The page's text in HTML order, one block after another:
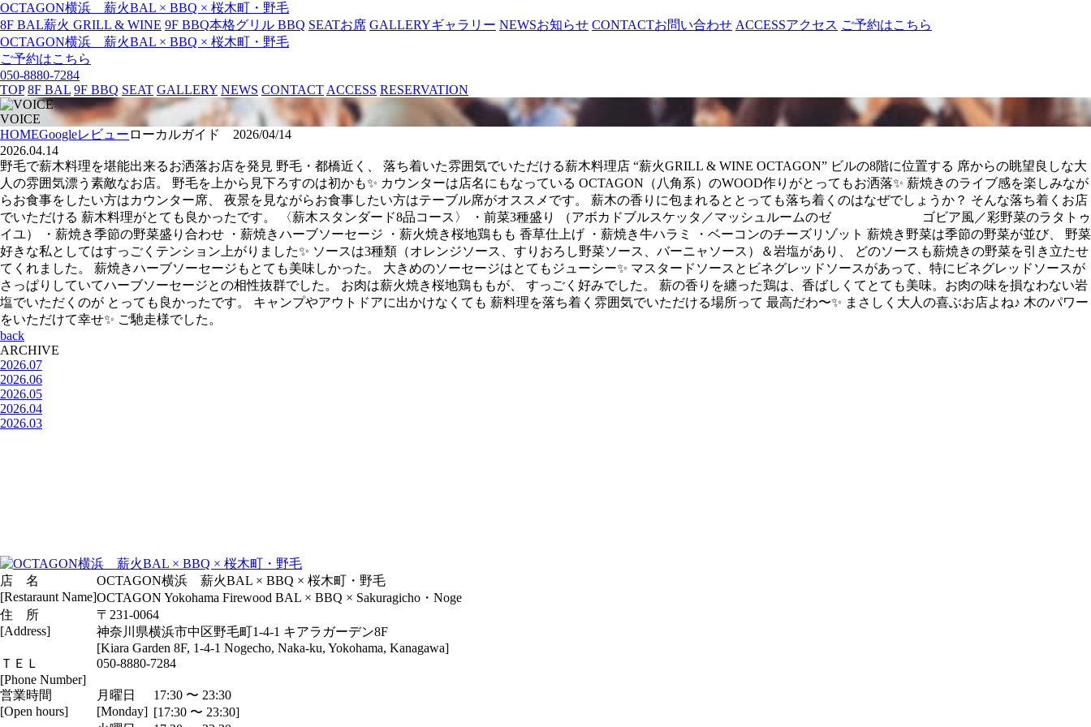
OCTAGON横浜 薪火BAL × BBQ × 桜木町・野毛
8F BAL薪火 GRILL & WINE 9F BBQ本格グリル BBQ SEATお席 GALLERYギャラリー NEWSお知らせ CONTACTお問い合わせ ACCESSアクセス ご予約はこちら
OCTAGON横浜 薪火BAL × BBQ × 桜木町・野毛
ご予約はこちら
050-8880-7284
TOP 8F BAL 9F BBQ SEAT GALLERY NEWS CONTACT ACCESS RESERVATION
VOICE
HOMEGoogleレビュー ローカルガイド 2026/04/14
2026.04.14
野毛で薪木料理を堪能出来るお洒落お店を発見 野毛・都橋近く、 落ち着いた雰囲気でいただける薪木料理店 “薪火GRILL & WINE OCTAGON” ビルの8階に位置する 席からの眺望良しな大
人の雰囲気漂う素敵なお店。 野毛を上から見下ろすのは初かも✨ カウンターは店名にもなっている OCTAGON（八角系）のWOOD作りがとってもお洒落✨ 薪焼きのライブ感を楽しみなが
らお食事をしたい方はカウンター席、 夜景を見ながらお食事したい方はテーブル席がオススメです。 薪木の香りに包まれるととっても落ち着くのはなぜでしょうか？ そんな落ち着くお店
でいただける 薪木料理がとても良かったです。 〈薪木スタンダード8品コース〉 ・前菜3種盛り （アボカドブルスケッタ／マッシュルームのゼ ゴビア風／彩野菜のラタトゥ
イユ） ・薪焼き季節の野菜盛り合わせ ・薪焼きハーブソーセージ ・薪火焼き桜地鶏もも 香草仕上げ ・薪焼き牛ハラミ ・ベーコンのチーズリゾット 薪焼き野菜は季節の野菜が並び、 野菜
好きな私としてはすっごくテンション上がりました✨ ソースは3種類（オレンジソース、すりおろし野菜ソース、バーニャソース）＆岩塩があり、 どのソースも薪焼きの野菜を引き立たせ
てくれました。 薪焼きハーブソーセージもとても美味しかった。 大きめのソーセージはとてもジューシー✨ マスタードソースとビネグレッドソースがあって、特にビネグレッドソースが
さっぱりしていてハーブソーセージとの相性抜群でした。 お肉は薪火焼き桜地鶏ももが、 すっごく好みでした。 薪の香りを纏った鶏は、香ばしくてとても美味。お肉の味を損なわない岩
塩でいただくのが とっても良かったです。 キャンプやアウトドアに出かけなくても 薪料理を落ち着く雰囲気でいただける場所って 最高だわ〜✨ まさしく大人の喜ぶお店よね♪ 木のパワー
をいただけて幸せ✨ ご馳走様でした。
back
ARCHIVE
2026.07
2026.06
2026.05
2026.04
2026.03
店 名
[Restaraunt Name]
OCTAGON横浜 薪火BAL × BBQ × 桜木町・野毛
OCTAGON Yokohama Firewood BAL × BBQ × Sakuragicho・Noge
住 所
[Address]
〒231-0064
神奈川県横浜市中区野毛町1-4-1 キアラガーデン8F
[Kiara Garden 8F, 1-4-1 Nogecho, Naka-ku, Yokohama, Kanagawa]
ＴＥＬ
[Phone Number]
050-8880-7284
営業時間
[Open hours]
月曜日
[Monday]
17:30 〜 23:30
[17:30 〜 23:30]